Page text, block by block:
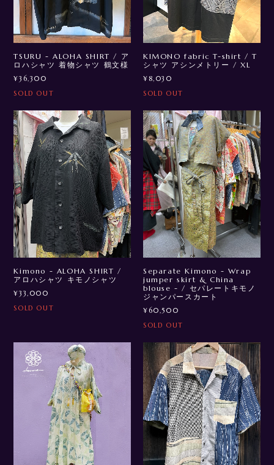
TSURU - ALOHA SHIRT / ア
ロハシャツ 着物シャツ 鶴文様
¥36,300
SOLD OUT
KIMONO fabric T-shirt / T
シャツ アシンメトリー / XL
¥8,030
SOLD OUT
Kimono - ALOHA SHIRT /
アロハシャツ キモノシャツ
¥33,000
SOLD OUT
Separate Kimono - Wrap
jumper skirt & China
blouse - / セパレートキモノ
ジャンパースカート
¥60,500
SOLD OUT